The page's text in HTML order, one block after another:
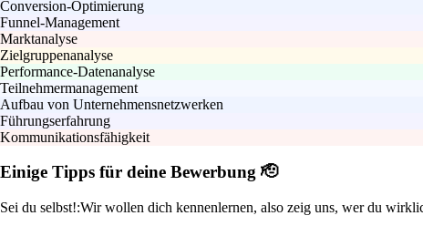
Conversion-Optimierung
Funnel-Management
Marktanalyse
Zielgruppenanalyse
Performance-Datenanalyse
Teilnehmermanagement
Aufbau von Unternehmensnetzwerken
Führungserfahrung
Kommunikationsfähigkeit
Einige Tipps für deine Bewerbung 🫡
Sei du selbst!:Wir wollen dich kennenlernen, also zeig uns, wer du